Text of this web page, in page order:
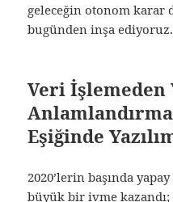
geleceğin otonom karar
bugünden inşa ediyoruz.
Veri İşlemeden
Eşiğinde
2020’lerin başında
büyük bir ivme kazandı;